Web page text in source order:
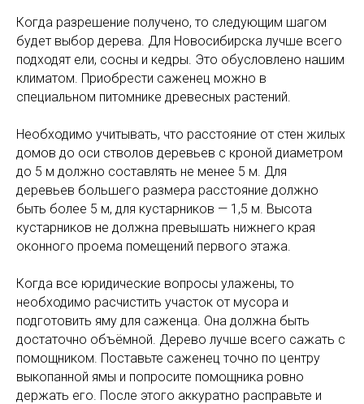
Когда разрешение получено, то следующим шагом
будет выбор дерева. Для Новосибирска лучше всего
подходят ели, сосны и кедры. Это обусловлено нашим
климатом. Приобрести саженец можно в
специальном питомнике древесных растений.
Необходимо учитывать, что расстояние от стен жилых
домов до оси стволов деревьев с кроной диаметром
до 5 м должно составлять не менее 5 м. Для
деревьев большего размера расстояние должно
быть более 5 м, для кустарников — 1,5 м. Высота
кустарников не должна превышать нижнего края
оконного проема помещений первого этажа.
Когда все юридические вопросы улажены, то
необходимо расчистить участок от мусора и
подготовить яму для саженца. Она должна быть
достаточно объёмной. Дерево лучше всего сажать с
помощником. Поставьте саженец точно по центру
выкопанной ямы и попросите помощника ровно
держать его. После этого аккуратно расправьте и